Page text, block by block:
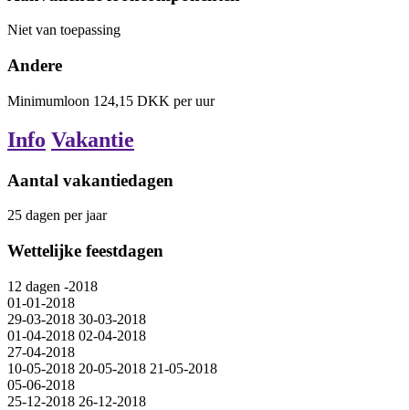
Niet van toepassing
Andere
Minimumloon 124,15 DKK per uur
Info Vakantie
Aantal vakantiedagen
25 dagen per jaar
Wettelijke feestdagen
12 dagen -2018
01-01-2018
29-03-2018 30-03-2018
01-04-2018 02-04-2018
27-04-2018
10-05-2018 20-05-2018 21-05-2018
05-06-2018
25-12-2018 26-12-2018